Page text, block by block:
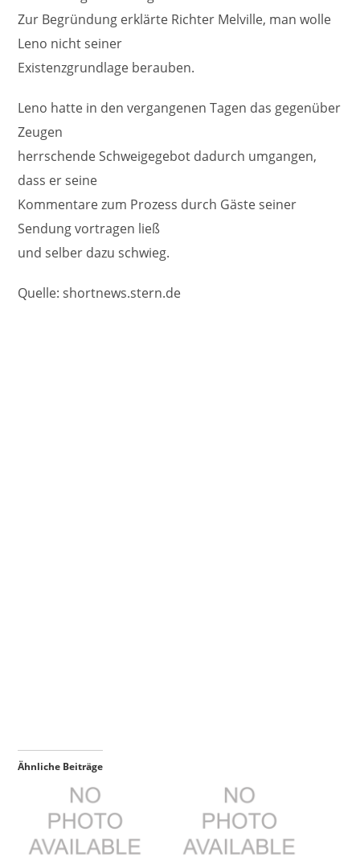
Zur Begründung erklärte Richter Melville, man wolle
Leno nicht seiner
Existenzgrundlage berauben.
Leno hatte in den vergangenen Tagen das gegenüber
Zeugen
herrschende Schweigegebot dadurch umgangen,
dass er seine
Kommentare zum Prozess durch Gäste seiner
Sendung vortragen ließ
und selber dazu schwieg.
Quelle: shortnews.stern.de
Ähnliche Beiträge